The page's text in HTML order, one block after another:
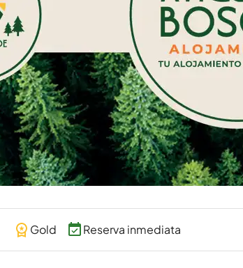
Gold Reserva inmediata